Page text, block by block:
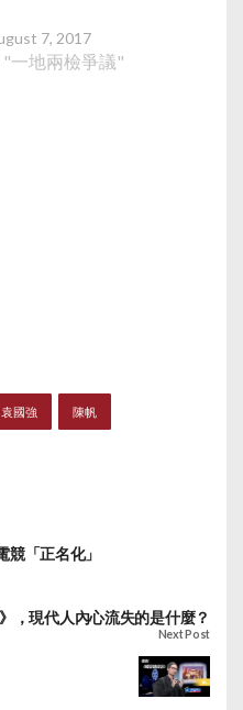
地兩檢的公眾諮詢
在進行，並符合政府
何對話皆不能取代
眾諮詢。
7, 2017
"一地兩檢爭議"
袁國強 陳帆
競「正名化」
，現代人內心流失的是什麼？
Next Post